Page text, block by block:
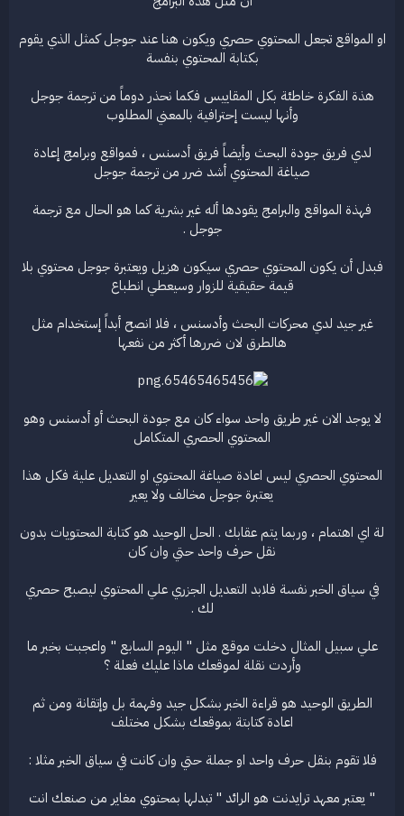
او المواقع تجعل المحتوي حصري ويكون هنا عند جوجل كمثل الذي يقوم
بكتابة المحتوي بنفسة
هذة الفكرة خاطئة بكل المقاييس فكما نحذر دوماً من ترجمة جوجل
وأنها ليست إحترافية بالمعني المطلوب
لدي فريق جودة البحث وأيضاً فريق أدسنس ، فمواقع وبرامج إعادة
صياغة المحتوي أشد ضرر من ترجمة جوجل
فهذة المواقع والبرامج يقودها أله غير بشرية كما هو الحال مع ترجمة
جوجل .
فبدل أن يكون المحتوي حصري سيكون هزيل ويعتبرة جوجل محتوي بلا
قيمة حقيقية للزوار وسيعطي انطباع
غير جيد لدي محركات البحث وأدسنس ، فلا انصح أبداً إستخدام مثل
هالطرق لان ضررها أكثر من نفعها
لا يوجد الان غير طريق واحد سواء كان مع جودة البحث أو أدسنس وهو
المحتوي الحصري المتكامل
المحتوي الحصري ليس اعادة صياغة المحتوي او التعديل علية فكل هذا
يعتبرة جوجل مخالف ولا يعير
لة اي اهتمام ، وربما يتم عقابك . الحل الوحيد هو كتابة المحتويات بدون
نقل حرف واحد حتي وان كان
في سياق الخبر نفسة فلابد التعديل الجزري علي المحتوي ليصبح حصري
لك .
علي سبيل المثال دخلت موقع مثل " اليوم السابع " واعجبت بخبر ما
وأردت نقلة لموقعك ماذا عليك فعلة ؟
الطريق الوحيد هو قراءة الخبر بشكل جيد وفهمة بل وإتقانة ومن ثم
اعادة كتابتة بموقعك بشكل مختلف
فلا تقوم بنقل حرف واحد او جملة حتي وان كانت في سياق الخبر مثلا :
" يعتبر معهد ترايدنت هو الرائد " تبدلها بمحتوي مغاير من صنعك انت